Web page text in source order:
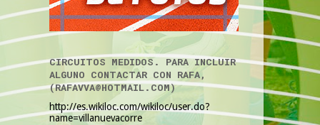
CIRCUITOS MEDIDOS. PARA INCLUIR
ALGUNO CONTACTAR CON RAFA,
(RAFAVVA@HOTMAIL.COM)
http://es.wikiloc.com/wikiloc/user.do?
name=villanuevacorre